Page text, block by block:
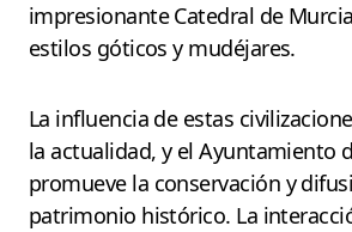
impresionante Catedral de
estilos góticos y mudéjares.
La influencia de estas
la actualidad, y el Ayuntamiento
promueve la conservación y
patrimonio histórico. La